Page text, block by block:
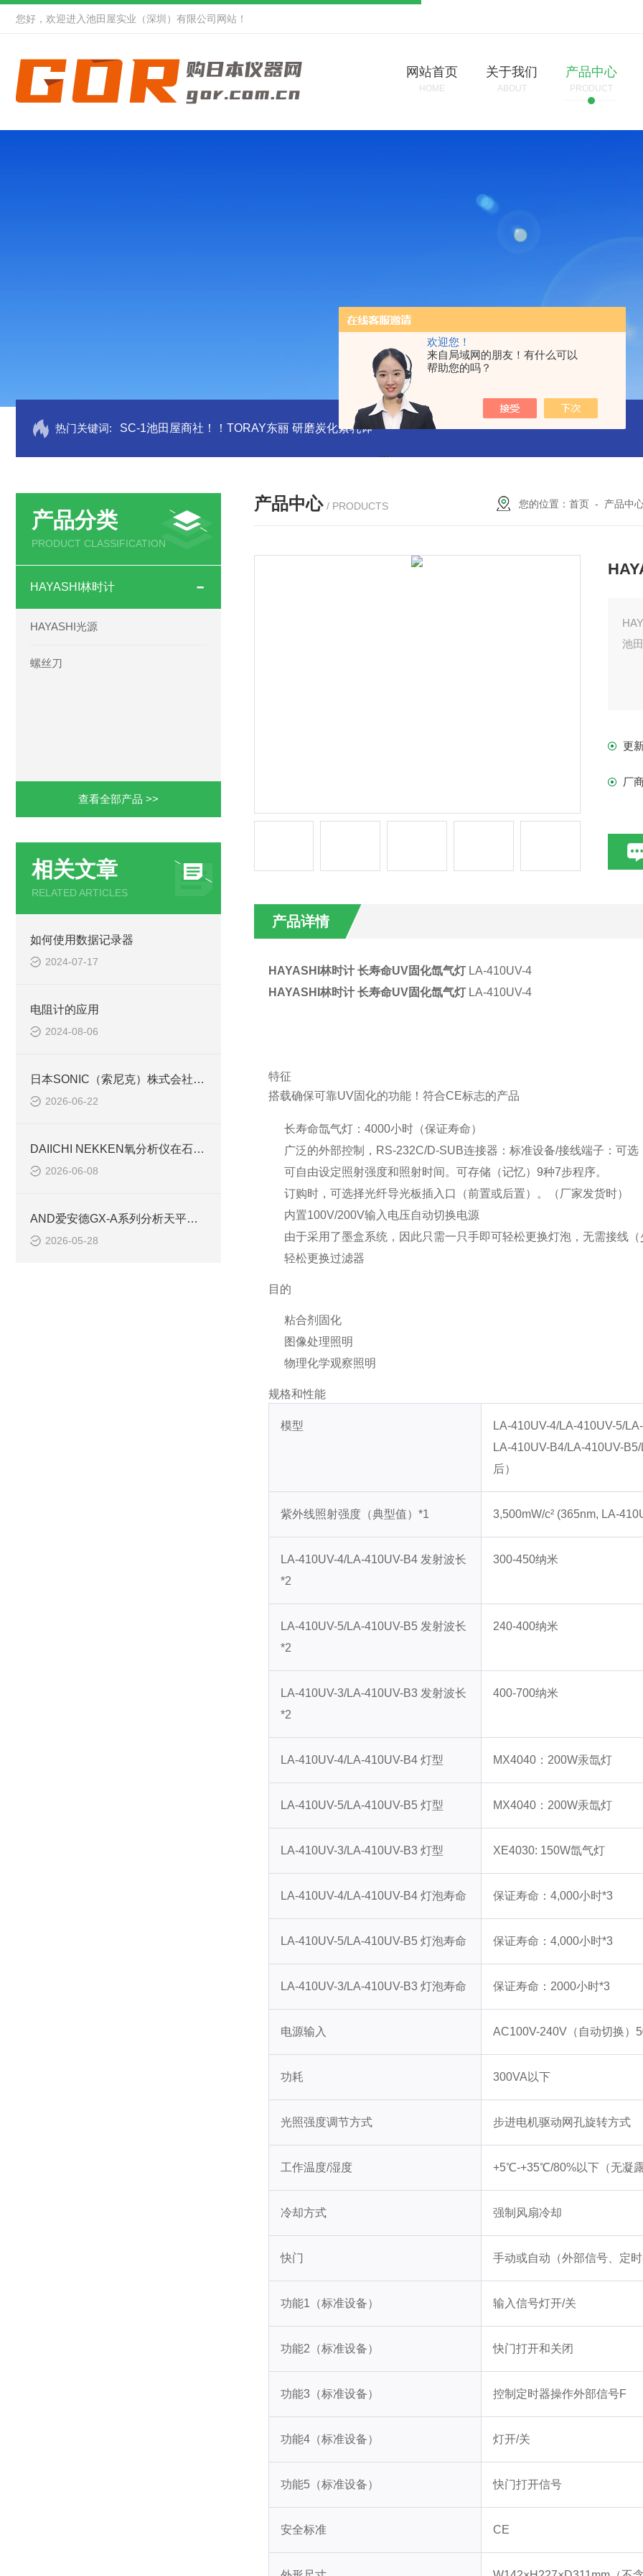
欢迎您！
来自局域网的朋友！有什么可以
帮助您的吗？
您好，欢迎进入池田屋实业（深圳）有限公司网站！
网站首页
HOME
关于我们
ABOUT
产品中心
PRODUCT
热门关键词: SC-1池田屋商社！！TORAY东丽 研磨炭化素乳钵 AGB-K-0.2-C01-H03池田屋！！TORAY东丽 TZP
产品分类
PRODUCT CLASSIFICATION
HAYASHI林时计
HAYASHI光源
螺丝刀
查看全部产品 >>
相关文章
RELATED ARTICLES
如何使用数据记录器
2024-07-17
电阻计的应用
2024-08-06
日本SONIC（索尼克）株式会社——超声波测量技术专业制造商
2026-06-22
DAIICHI NEKKEN氧分析仪在石油化工行业的应用
2026-06-08
AND爱安德GX-A系列分析天平的技术特点与选型指南【池田屋商社】
2026-05-28
产品中心 / PRODUCTS 您的位置：首页 - 产品中
池
更
厂
产品详情
HAYASHI林时计 长寿命UV固化氙气灯LA-410UV-4
HAYASHI林时计 长寿命UV固化氙气灯LA-410UV-4
特征
搭载确保可靠UV固化的功能！符合CE标志的产品
长寿命氙气灯：4000小时（保证寿命）
广泛的外部控制，RS-232C/D-SUB连接器：标准设备/接线端子：可选
可自由设定照射强度和照射时间。可存储（记忆）9种7步程序。
订购时，可选择光纤导光板插入口（前置或后置）。（厂家发货时）
内置100V/200V输入电压自动切换电源
由于采用了墨盒系统，因此只需一只手即可轻松更换灯泡，无需接线（
轻松更换过滤器
目的
粘合剂固化
图像处理照明
物理化学观察照明
规格和性能
模型
LA-410UV-4/LA-410UV-5/
LA-410UV-B4/LA-410UV-
后）
紫外线照射强度（典型值）*1 3,500mW/c² (365nm, LA-
LA-410UV-4/LA-410UV-B4 发射波长
*2
300-450纳米
LA-410UV-5/LA-410UV-B5 发射波长
*2
240-400纳米
LA-410UV-3/LA-410UV-B3 发射波长
*2
400-700纳米
LA-410UV-4/LA-410UV-B4 灯型 MX4040：200W汞氙灯
LA-410UV-5/LA-410UV-B5 灯型 MX4040：200W汞氙灯
LA-410UV-3/LA-410UV-B3 灯型 XE4030: 150W氙气灯
LA-410UV-4/LA-410UV-B4 灯泡寿命 保证寿命：4,000小时*3
LA-410UV-5/LA-410UV-B5 灯泡寿命 保证寿命：4,000小时*3
LA-410UV-3/LA-410UV-B3 灯泡寿命 保证寿命：2000小时*3
电源输入 AC100V-240V（自动切换）
功耗 300VA以下
光照强度调节方式 步进电机驱动网孔旋转方式
工作温度/湿度 +5℃-+35℃/80%以下（无凝露
冷却方式 强制风扇冷却
快门 手动或自动（外部信号、定时
功能1（标准设备） 输入信号灯开/关
功能2（标准设备） 快门打开和关闭
功能3（标准设备） 控制定时器操作外部信号F
功能4（标准设备） 灯开/关
功能5（标准设备） 快门打开信号
安全标准 CE